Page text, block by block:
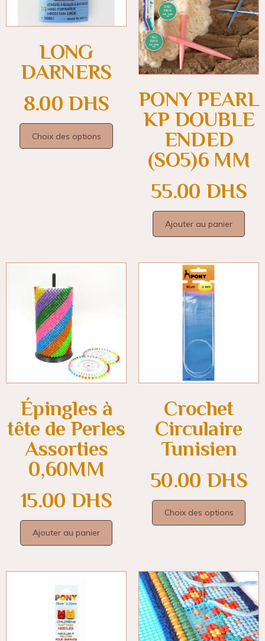
LONG
DARNERS
8.00 DHS
Choix des options
PONY PEARL
KP DOUBLE
ENDED
(SO5)6 MM
55.00 DHS
Ajouter au panier
Épingles à
tête de Perles
Assorties
0,60MM
15.00 DHS
Ajouter au panier
Crochet
Circulaire
Tunisien
50.00 DHS
Choix des options